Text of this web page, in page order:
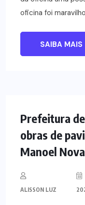
oficina foi
SAIBA MAIS
Prefeitura
obras de
Manoel
ALISSON LUZ